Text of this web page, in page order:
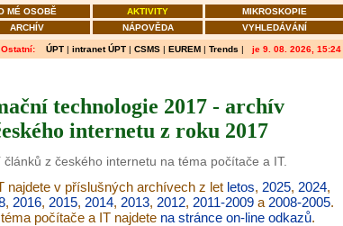
MÉ OSOBĚ AKTIVITY
MIKROSKOPIE
ARCHÍV NÁPOVĚDA VYHLEDÁVÁNÍ
Ostatní: ÚPT | intranet ÚPT | CSMS | EUREM | Trends | je 9. 08. 2026, 15:24
technologie 2017 - archív
internetu z roku 2017
z českého internetu na téma počítače a IT.
najdete v příslušných archívech z let letos, 2025, 2024,
, 2016, 2015, 2014, 2013, 2012, 2011-2009a 2008-2005.
počítače a IT najdete na stránce on-line odkazů.